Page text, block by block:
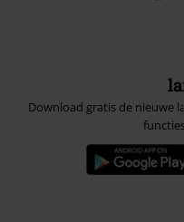
Download gratis de nieuwe